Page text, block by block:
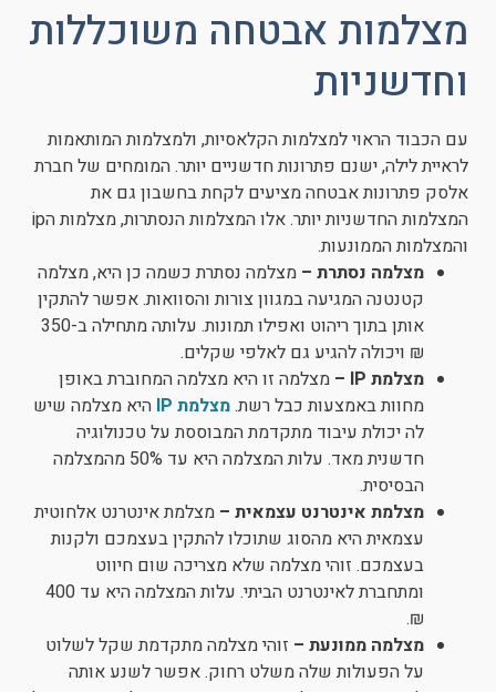
מצלמות אבטחה משוכללות
וחדשניות
עם הכבוד הראוי למצלמות הקלאסיות, ולמצלמות המותאמות
לראיית לילה, ישנם פתרונות חדשניים יותר. המומחים של חברת
אלסק פתרונות אבטחה מציעים לקחת בחשבון גם את
המצלמות החדשניות יותר. אלו המצלמות הנסתרות, מצלמות הip
והמצלמות הממונעות.
מצלמה נסתרת – מצלמה נסתרת כשמה כן היא, מצלמה
קטנטנה המגיעה במגוון צורות והסוואות. אפשר להתקין
אותן בתוך ריהוט ואפילו תמונות. עלותה מתחילה ב-350
₪ ויכולה להגיע גם לאלפי שקלים.
מצלמת IP –
מצלמה זו היא מצלמה המחוברת באופן
מחוות באמצעות כבל רשת.מצלמת IP
היא מצלמה שיש
לה יכולת עיבוד מתקדמת המבוססת על טכנולוגיה
חדשנית מאד. עלות המצלמה היא עד 50% מהמצלמה
הבסיסית.
מצלמת אינטרנט עצמאית – מצלמת אינטרנט אלחוטית
עצמאית היא מהסוג שתוכלו להתקין בעצמכם ולקנות
בעצמכם. זוהי מצלמה שלא מצריכה שום חיווט
ומתחברת לאינטרנט הביתי. עלות המצלמה היא עד 400
₪.
מצלמה ממונעת – זוהי מצלמה מתקדמת שקל לשלוט
על הפעולות שלה משלט רחוק. אפשר לשנע אותה